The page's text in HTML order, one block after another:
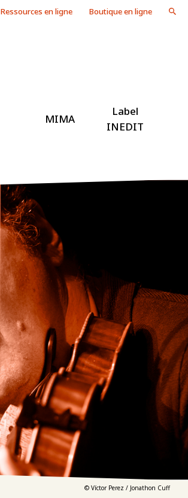
Ressources en ligne Boutique en ligne
MIMA
Label
INEDIT
© Víctor Perez / Jonathon Cuff